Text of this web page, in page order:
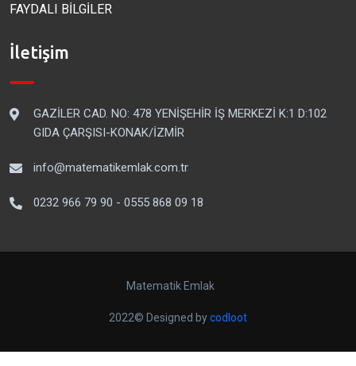
FAYDALI BİLGİLER
İletişim
GAZİLER CAD. NO: 478 YENİŞEHİR İŞ MERKEZİ K:1 D:102
GIDA ÇARŞISI-KONAK/İZMİR
info@matematikemlak.com.tr
0232 966 79 90 - 0555 868 09 18
Matematik Emlak
2022© Designed bycodloot